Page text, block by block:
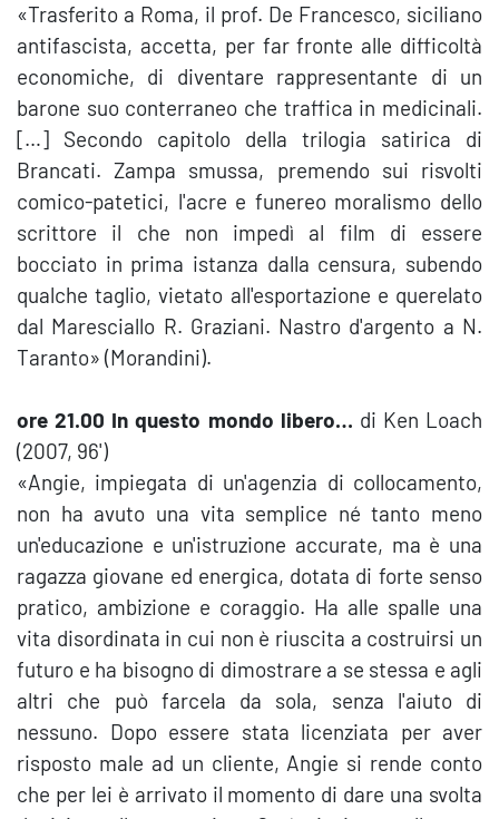
«Trasferito a Roma, il prof. De Francesco, siciliano
antifascista, accetta, per far fronte alle difficoltà
economiche, di diventare rappresentante di un
barone suo conterraneo che traffica in medicinali.
[…] Secondo capitolo della trilogia satirica di
Brancati. Zampa smussa, premendo sui risvolti
comico-patetici, l'acre e funereo moralismo dello
scrittore il che non impedì al film di essere
bocciato in prima istanza dalla censura, subendo
qualche taglio, vietato all'esportazione e querelato
dal Maresciallo R. Graziani. Nastro d'argento a N.
Taranto» (Morandini).
ore 21.00 In questo mondo libero… di Ken Loach
(2007, 96')
«Angie, impiegata di un'agenzia di collocamento,
non ha avuto una vita semplice né tanto meno
un'educazione e un'istruzione accurate, ma è una
ragazza giovane ed energica, dotata di forte senso
pratico, ambizione e coraggio. Ha alle spalle una
vita disordinata in cui non è riuscita a costruirsi un
futuro e ha bisogno di dimostrare a se stessa e agli
altri che può farcela da sola, senza l'aiuto di
nessuno. Dopo essere stata licenziata per aver
risposto male ad un cliente, Angie si rende conto
che per lei è arrivato il momento di dare una svolta